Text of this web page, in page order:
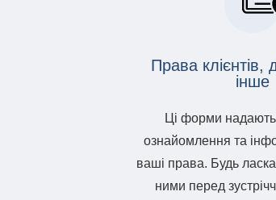
Права клієнтів,
інше
Ці форми
ознайомлення та
ваші права. Будь
ними перед